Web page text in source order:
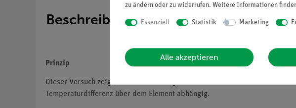
Beschreibung
Prinzip
Dieser Versuch zeigt, dass ein Thermogenerator mithilfe von Kälte und
Temperaturdifferenz über dem Element abhängig.
zu ändern oder zu widerrufen. Weitere Informationen
Essenziell Statistik Marketing
Alle akzeptieren